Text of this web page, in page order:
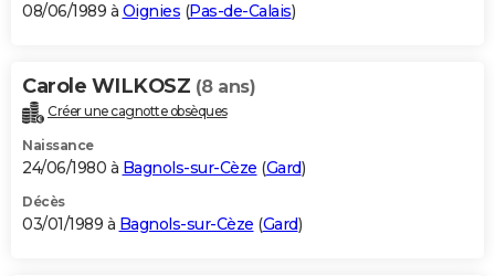
08/06/1989 à Oignies (Pas-de-Calais)
Carole WILKOSZ (8 ans)
Créer une cagnotte obsèques
Naissance
24/06/1980 à Bagnols-sur-Cèze (Gard)
Décès
03/01/1989 à Bagnols-sur-Cèze (Gard)